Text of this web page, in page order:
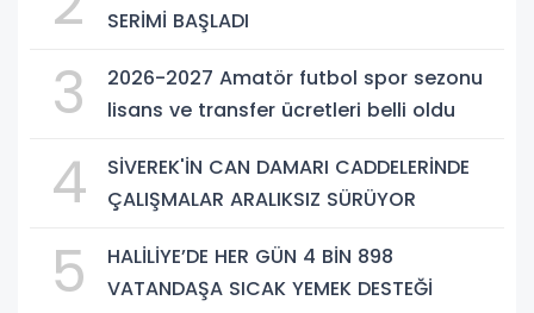
SERİMİ BAŞLADI
3
2026-2027 Amatör futbol spor sezonu
lisans ve transfer ücretleri belli oldu
4
SİVEREK'İN CAN DAMARI CADDELERİNDE
ÇALIŞMALAR ARALIKSIZ SÜRÜYOR
5
HALİLİYE’DE HER GÜN 4 BİN 898
VATANDAŞA SICAK YEMEK DESTEĞİ